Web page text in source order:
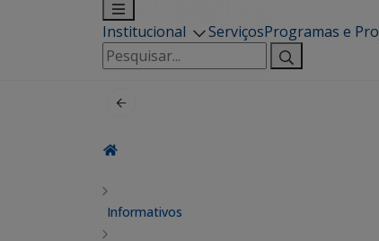
Institucional ServiçosProgramas e
Pesquisar
por:
Informativos